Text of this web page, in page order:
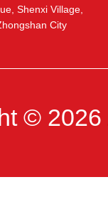
Shenxi Village,
City
© 2026